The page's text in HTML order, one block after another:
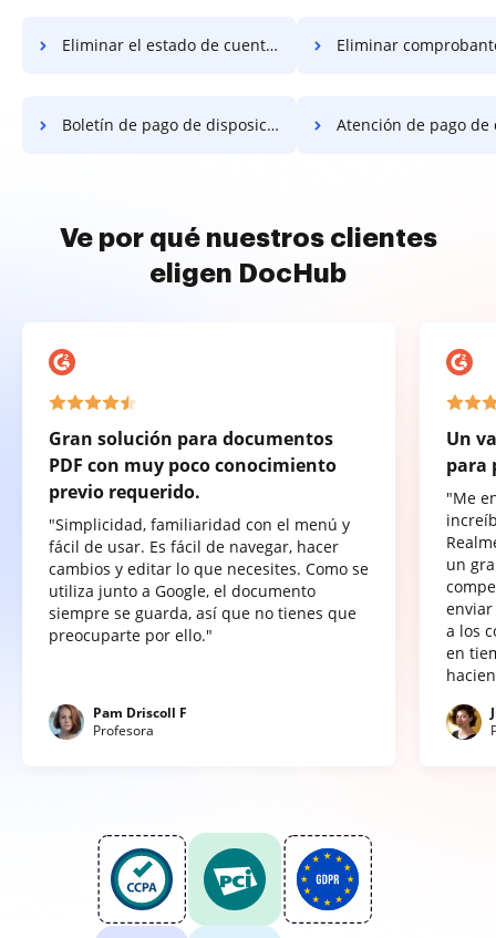
Eliminar el estado de cuenta de trabajo Eliminar comprobante
Boletín de pago de disposición Atención de pago de
Ve por qué nuestros clientes
eligen DocHub
Gran solución para documentos
PDF con muy poco conocimiento
previo requerido.
"Simplicidad, familiaridad con el menú y
fácil de usar. Es fácil de navegar, hacer
cambios y editar lo que necesites. Como se
utiliza junto a Google, el documento
siempre se guarda, así que no tienes que
preocuparte por ello."
Pam Driscoll F
Profesora
Un
para
"Me
un
a los
en